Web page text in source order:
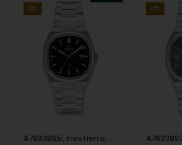
19%
A76338S5I, Inex Herre, 38mm Quartz Herre m/lænke
19%